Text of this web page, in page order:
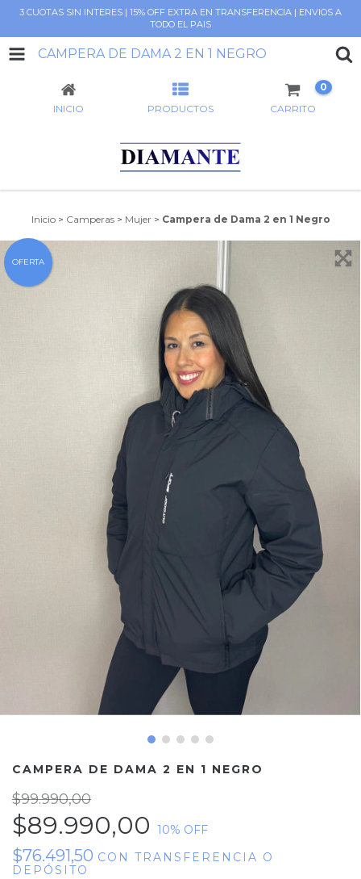
3 CUOTAS SIN INTERES | 15% OFF EXTRA EN TRANSFERENCIA | ENVIOS A
TODO EL PAIS
CAMPERA DE DAMA 2 EN 1 NEGRO
INICIO PRODUCTOS CARRITO
0
Inicio > Camperas > Mujer > Campera de Dama 2 en 1 Negro
OFERTA
CAMPERA DE DAMA 2 EN 1 NEGRO
$99.990,00
$89.990,00 10% OFF
$76.491,50 CON
TRANSFERENCIA O
DEPÓSITO